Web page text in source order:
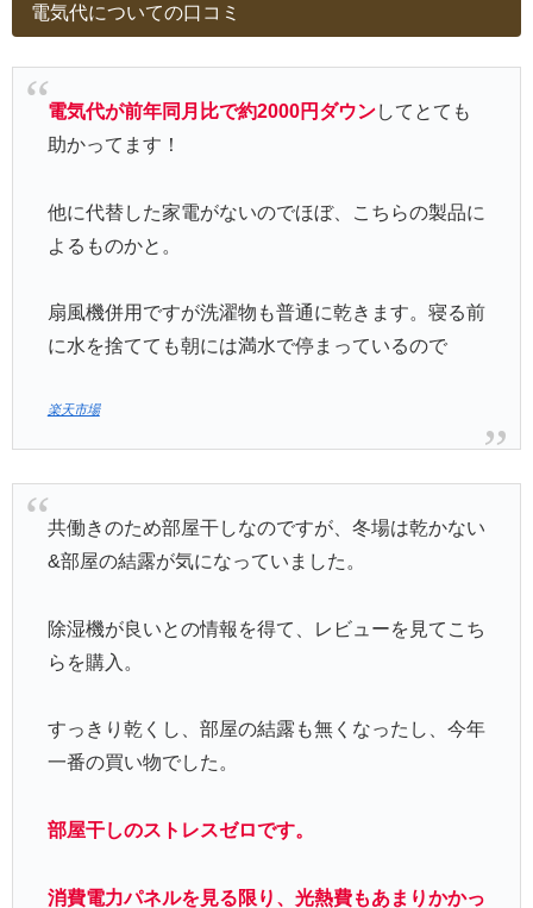
電気代についての口コミ
電気代が前年同月比で約2000円ダウンしてとても
助かってます！
他に代替した家電がないのでほぼ、こちらの製品に
よるものかと。
扇風機併用ですが洗濯物も普通に乾きます。寝る前
に水を捨てても朝には満水で停まっているので
楽天市場
共働きのため部屋干しなのですが、冬場は乾かない
&部屋の結露が気になっていました。
除湿機が良いとの情報を得て、レビューを見てこち
らを購入。
すっきり乾くし、部屋の結露も無くなったし、今年
一番の買い物でした。
部屋干しのストレスゼロです。
消費電力パネルを見る限り、光熱費もあまりかかっ